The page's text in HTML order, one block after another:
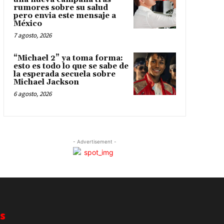
rumores sobre su salud
pero envia este mensaje a
México
7 agosto, 2026
“Michael 2” ya toma forma:
esto es todo lo que se sabe de
la esperada secuela sobre
Michael Jackson
6 agosto, 2026
- Advertisement -